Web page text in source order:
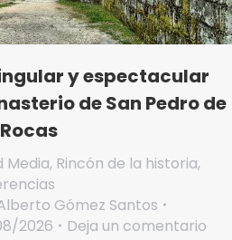
y espectacular
de San Pedro de
Media, Rincón de la historia,
Gómez Santos
2026
Deja un comentario